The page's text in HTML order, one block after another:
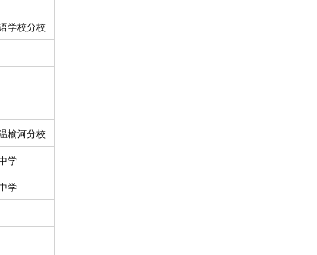
学校分校
榆河分校
学
学